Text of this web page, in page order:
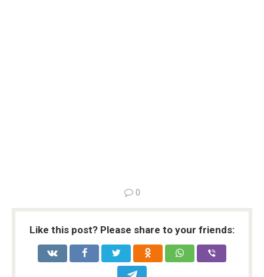
0
Like this post? Please share to your friends: